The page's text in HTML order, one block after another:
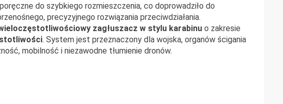
do szybkiego rozmieszczenia, co doprowadziło do
precyzyjnego rozwiązania przeciwdziałania.
zagłuszacz w stylu karabinu o zakresie
. System jest przeznaczony dla wojska, organów ścigania
mobilność i niezawodne tłumienie dronów.